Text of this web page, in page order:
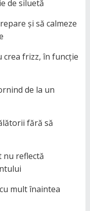
de siluetă
și să calmeze
crea frizz, în funcție
de la un
fără să
nu reflectă
mult înaintea